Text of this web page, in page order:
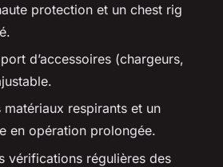
protection et un chest rig
d’accessoires (chargeurs,
respirants et un
en opération prolongée.
vérifications régulières des